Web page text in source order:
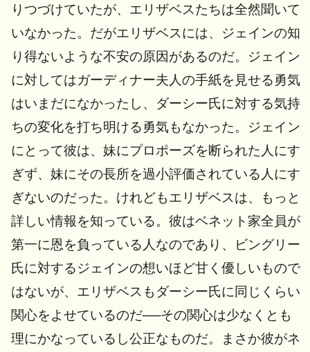
りつづけていたが、エリザベスたちは全然聞いて
いなかった。だがエリザベスには、ジェインの知
り得ないような不安の原因があるのだ。ジェイン
に対してはガーディナー夫人の手紙を見せる勇気
はいまだになかったし、ダーシー氏に対する気持
ちの変化を打ち明ける勇気もなかった。ジェイン
にとって彼は、妹にプロポーズを断られた人にす
ぎず、妹にその長所を過小評価されている人にす
ぎないのだった。けれどもエリザベスは、もっと
詳しい情報を知っている。彼はベネット家全員が
第一に恩を負っている人なのであり、ビングリー
氏に対するジェインの想いほど甘く優しいもので
はないが、エリザベスもダーシー氏に同じくらい
関心をよせているのだ──その関心は少なくとも
理にかなっているし公正なものだ。まさか彼がネ